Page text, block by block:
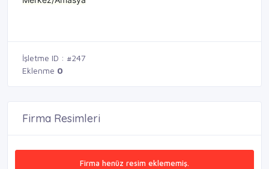
İşletme ID : #247
Eklenme 0
Firma Resimleri
Firma henüz resim eklememiş.